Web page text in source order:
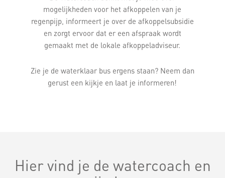
mogelijkheden voor het afkoppelen van je
regenpijp, informeert je over de afkoppelsubsidie
en zorgt ervoor dat er een afspraak wordt
gemaakt met de lokale afkoppeladviseur.
Zie je de waterklaar bus ergens staan? Neem dan
gerust een kijkje en laat je informeren!
Hier vind je de watercoach en